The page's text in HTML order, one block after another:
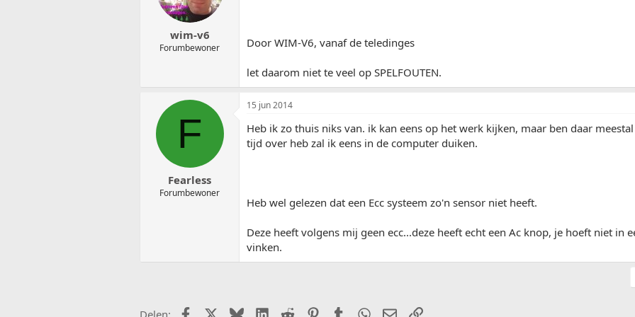
wim-v6
Forumbewoner Door WIM-V6, vanaf de teledinges
let daarom niet te veel op SPELFOUTEN.
F
Fearless
Forumbewoner
15 jun 2014
Heb ik zo thuis niks van. ik kan eens op het werk kijken, maar ben daar
tijd over heb zal ik eens in de computer duiken.
Heb wel gelezen dat een Ecc systeem zo'n sensor niet heeft.
Deze heeft volgens mij geen ecc...deze heeft echt een Ac knop, je hoeft niet in
vinken.
Delen: FacebookX (Twitter)
BlueskyLinkedIn
Reddit PinterestTumblr WhatsApp
E-mailLink